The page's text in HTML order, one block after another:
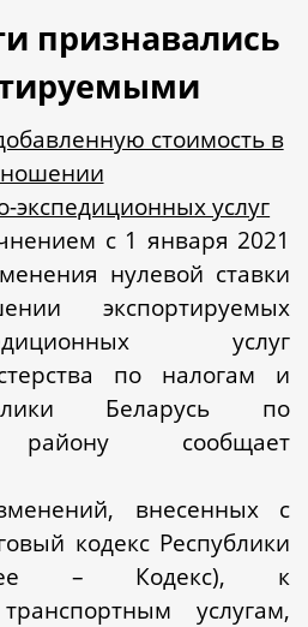
признавались
стоимость в
экспедиционных услуг
с 1 января 2021
нулевой ставки
экспортируемых
услуг
по налогам и
Беларусь по
району сообщает
внесенных с
кодекс Республики
– Кодекс), к
услугам,